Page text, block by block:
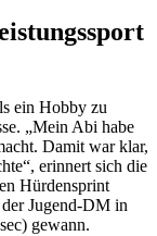
ein Hobby zu
„Mein Abi habe
Damit war klar,
erinnert sich die
Hürdensprint
Jugend-DM in
gewann.